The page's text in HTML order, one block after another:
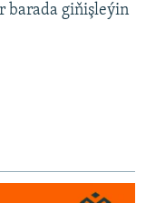
barada giňişleýin